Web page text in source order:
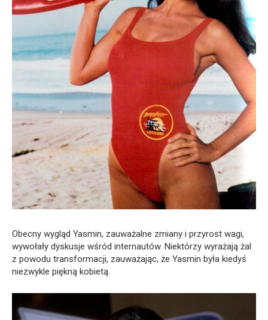
Obecny wygląd Yasmin, zauważalne zmiany i przyrost wagi,
wywołały dyskusje wśród internautów. Niektórzy wyrażają żal
z powodu transformacji, zauważając, że Yasmin była kiedyś
niezwykle piękną kobietą.